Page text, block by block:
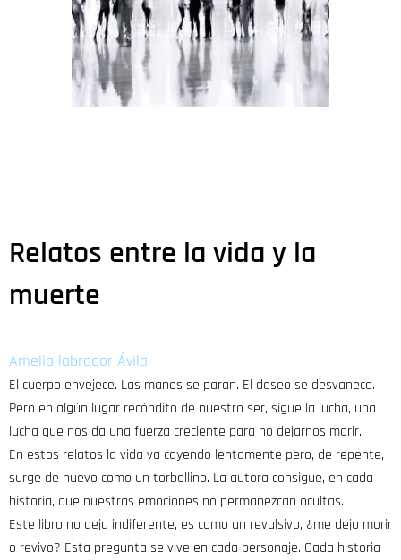
Relatos entre la vida y la
muerte
Amelia labrador Ávila
El cuerpo envejece. Las manos se paran. El deseo se desvanece.
Pero en algún lugar recóndito de nuestro ser, sigue la lucha, una
lucha que nos da una fuerza creciente para no dejarnos morir.
En estos relatos la vida va cayendo lentamente pero, de repente,
surge de nuevo como un torbellino. La autora consigue, en cada
historia, que nuestras emociones no permanezcan ocultas.
Este libro no deja indiferente, es como un revulsivo, ¿me dejo morir
o revivo? Esta pregunta se vive en cada personaje. Cada historia